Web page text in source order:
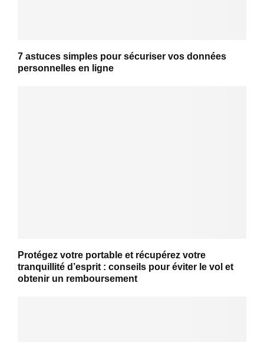
7 astuces simples pour sécuriser vos données
personnelles en ligne
Protégez votre portable et récupérez votre
tranquillité d’esprit : conseils pour éviter le vol et
obtenir un remboursement